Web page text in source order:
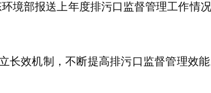
境部报送上年度排污口监督管理工作情
效机制，不断提高排污口监督管理效